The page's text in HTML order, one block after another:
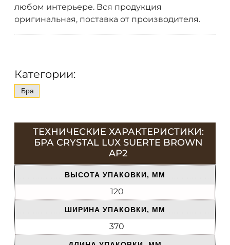
любом интерьере. Вся продукция
оригинальная, поставка от производителя.
Категории:
Бра
ТЕХНИЧЕСКИЕ ХАРАКТЕРИСТИКИ:
БРА CRYSTAL LUX SUERTE BROWN
AP2
ВЫСОТА УПАКОВКИ, ММ
120
ШИРИНА УПАКОВКИ, ММ
370